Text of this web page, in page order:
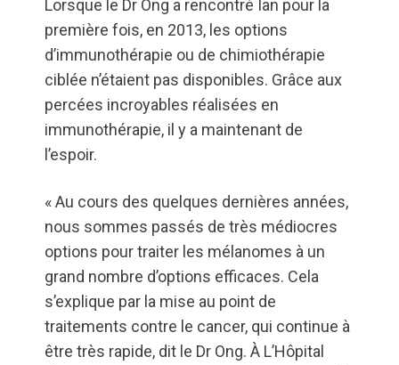
Lorsque le Dr Ong a rencontré Ian pour la
première fois, en 2013, les options
d’immunothérapie ou de chimiothérapie
ciblée n’étaient pas disponibles. Grâce aux
percées incroyables réalisées en
immunothérapie, il y a maintenant de
l’espoir.
« Au cours des quelques dernières années,
nous sommes passés de très médiocres
options pour traiter les mélanomes à un
grand nombre d’options efficaces. Cela
s’explique par la mise au point de
traitements contre le cancer, qui continue à
être très rapide, dit le Dr Ong. À L’Hôpital